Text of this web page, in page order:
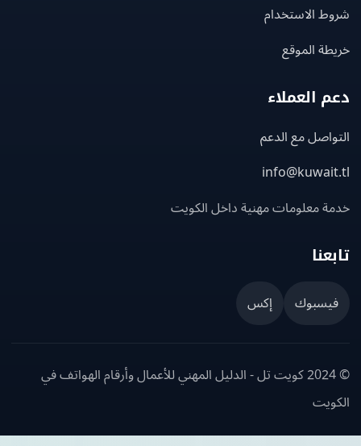
الاستخدام
الموقع
العملاء
مع الدعم
معلومات مهنية داخل الكويت
إكس
© 2024 كويت تل - الدليل المهني للأعمال وأرقام الهواتف في